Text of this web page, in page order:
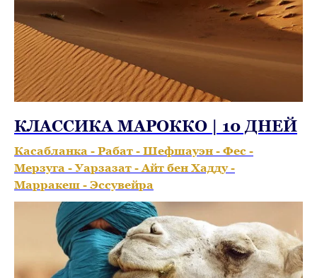
КЛАССИКА МАРОККО | 10 ДНЕЙ
Касабланка - Рабат - Шефшауэн - Фес -
Мерзуга - Уарзазат - Айт бен Хадду -
Марракеш - Эссувейра